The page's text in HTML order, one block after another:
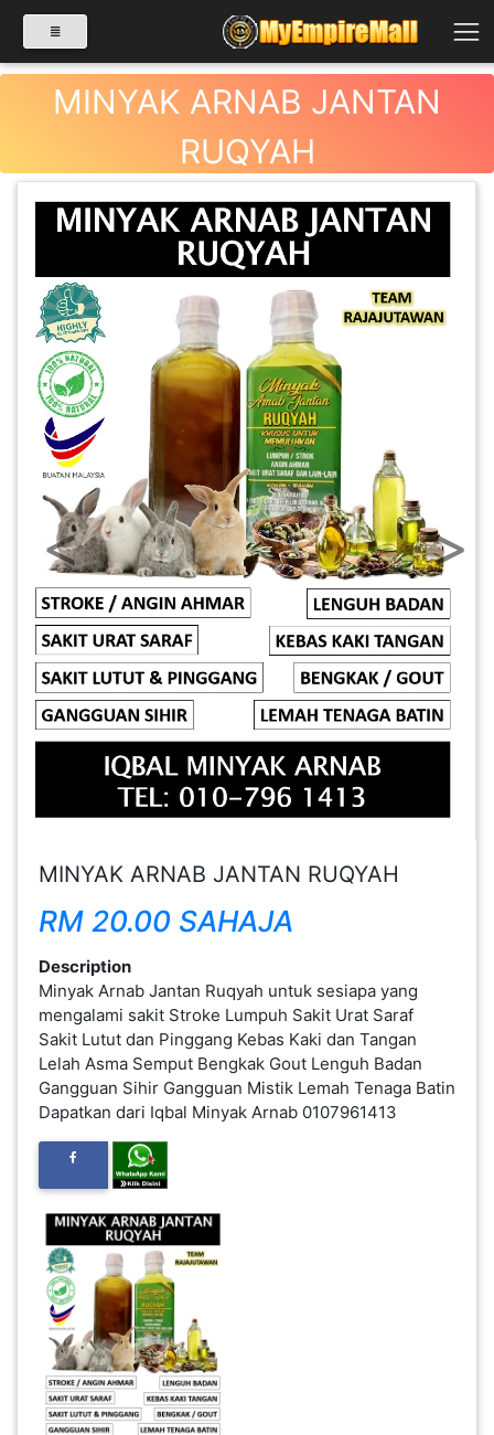
MINYAK ARNAB JANTAN
RUQYAH
Previous
MINYAK ARNAB JANTAN RUQYAH
RM 20.00 SAHAJA
Description
Minyak Arnab Jantan Ruqyah untuk sesiapa yang
mengalami sakit Stroke Lumpuh Sakit Urat Saraf
Sakit Lutut dan Pinggang Kebas Kaki dan Tangan
Lelah Asma Semput Bengkak Gout Lenguh Badan
Gangguan Sihir Gangguan Mistik Lemah Tenaga Batin
Dapatkan dari Iqbal Minyak Arnab 0107961413
SELECT CATEGORY
PRODUK(0)
BABIES(0)
KESIHATAN(80)
PERNIAGAAN
RUNCIT(1)
FESYEN
WANITA(0)
KECANTIKAN(7)
FESYEN
LELAKI(0)
WANGI(8)
DERMA
DAN
INFAK(0)
TUDUNG(0)
ARTIKEL(14)
PEMBORONG(2)
PRODUK
DIGITAL(29)
MAKANAN(25)